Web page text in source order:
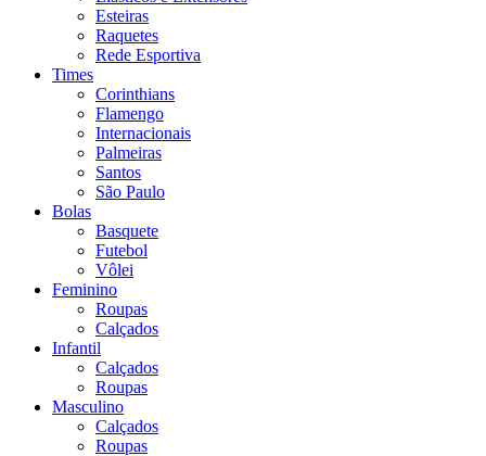
Esteiras
Raquetes
Rede Esportiva
Times
Corinthians
Flamengo
Internacionais
Palmeiras
Santos
São Paulo
Bolas
Basquete
Futebol
Vôlei
Feminino
Roupas
Calçados
Infantil
Calçados
Roupas
Masculino
Calçados
Roupas